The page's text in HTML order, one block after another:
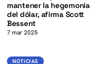
mantener la hegemonía
del dólar, afirma Scott
Bessent
7 mar 2025
NOTICIASUSDT
NOTICIAS